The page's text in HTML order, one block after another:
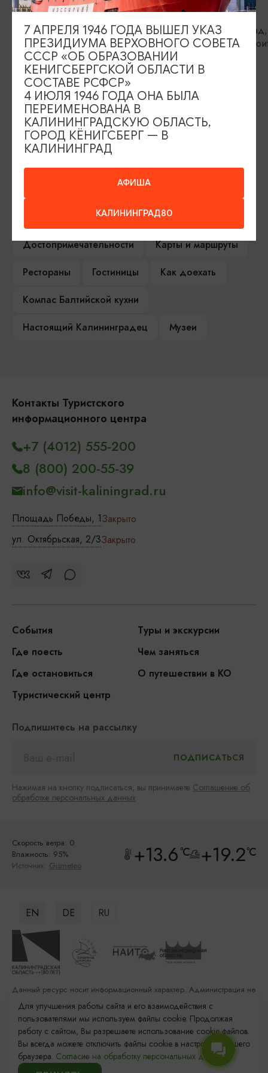
Студия «Первоцвет»/Pervocvet
Калининград, ул. Генеральская, зд. 27
Майку
ИЩИТЕ ТАКЖЕ НА НАШЕМ САЙТЕ
Серебряное ожерелье
Электронная виза
Гостевая книга
Гиды и экскурсоводы
Достопримечательности
Карты и маршруты
Рестораны
Гостиницы
Как доехать
Компас Балтийской кухни
Настоящий Калининградец
Музеи
Контакты Туристского
информационного центра
Площадь Победы, 1Закрыто
ул. Октябрьская, 2/3Закрыто
+7 (4012) 555-200
8 (800) 200-55-39
info@visit-kaliningrad.ru
События
Туры и экскурсии
Где поесть
Чем заняться
Где остановиться
О путешествии в КО
Туристический центр
Подпишитесь на рассылку
Нажимая на кнопку подписаться, вы принимаете Соглашение об
обработке персональных данных
Скорость ветра: 0
Влажность: 95%
Источник: Gismeteo +13.6°C +19.2°C
EN DE RU
© 2011–2026 «Туристский информационный центр
Калининградской области»
Данный ресурс носит информационный характер. Администрация не
несет ответственности за качество услуг, предоставленных
сторонними организациями
Разработка сайта: «Решение»
Продвижение сайта: Remarka Agency
Для улучшения работы сайта и его взаимодействия с
пользователями мы используем файлы cookie. Продолжая
работу с сайтом, Вы разрешаете использование cookie-файлов.
Вы всегда можете отключить файлы cookie в настройках Вашего
браузера. Согласие на обработку персональных данных.
АФИША
КАЛИНИНГРАД80
7 АПРЕЛЯ 1946 ГОДА ВЫШЕЛ УКАЗ
ПРЕЗИДИУМА ВЕРХОВНОГО СОВЕТА
СССР «ОБ ОБРАЗОВАНИИ
КЕНИГСБЕРГСКОЙ ОБЛАСТИ В
СОСТАВЕ РСФСР»
4 ИЮЛЯ 1946 ГОДА ОНА БЫЛА
ПЕРЕИМЕНОВАНА В
КАЛИНИНГРАДСКУЮ ОБЛАСТЬ,
ГОРОД КЁНИГСБЕРГ — В
КАЛИНИНГРАД